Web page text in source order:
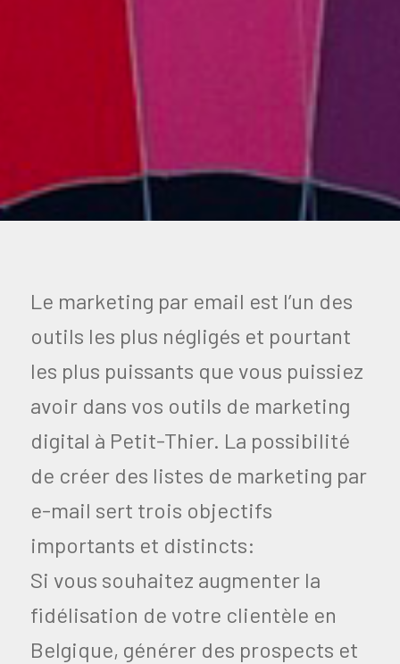
Le marketing par email est l’un des
outils les plus négligés et pourtant
les plus puissants que vous puissiez
avoir dans vos outils de marketing
digital à Petit-Thier. La possibilité
de créer des listes de marketing par
e-mail sert trois objectifs
importants et distincts:
Si vous souhaitez augmenter la
fidélisation de votre clientèle en
Belgique, générer des prospects et